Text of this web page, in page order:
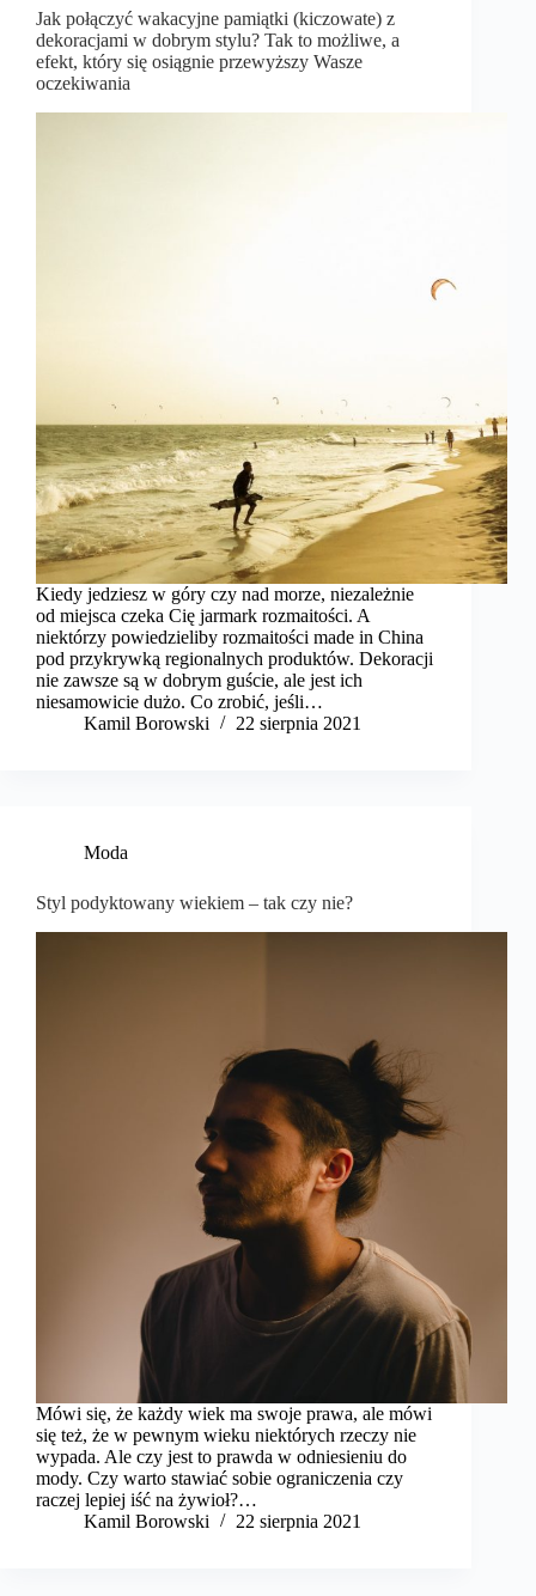
Jak połączyć wakacyjne pamiątki (kiczowate) z
dekoracjami w dobrym stylu? Tak to możliwe, a
efekt, który się osiągnie przewyższy Wasze
oczekiwania
Kiedy jedziesz w góry czy nad morze, niezależnie
od miejsca czeka Cię jarmark rozmaitości. A
niektórzy powiedzieliby rozmaitości made in China
pod przykrywką regionalnych produktów. Dekoracji
nie zawsze są w dobrym guście, ale jest ich
niesamowicie dużo. Co zrobić, jeśli…
Kamil Borowski
22 sierpnia 2021
Moda
Styl podyktowany wiekiem – tak czy nie?
Mówi się, że każdy wiek ma swoje prawa, ale mówi
się też, że w pewnym wieku niektórych rzeczy nie
wypada. Ale czy jest to prawda w odniesieniu do
mody. Czy warto stawiać sobie ograniczenia czy
raczej lepiej iść na żywioł?…
Kamil Borowski
22 sierpnia 2021